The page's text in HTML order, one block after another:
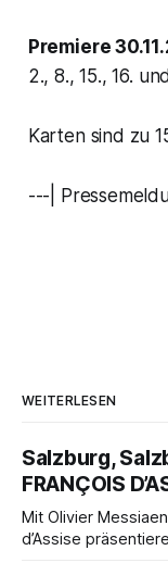
Premiere
2., 8., 15., 16.
Karten sind zu
---|
WEITERLESEN
Salzburg,
FRANÇOIS
Mit Olivier
d’Assise